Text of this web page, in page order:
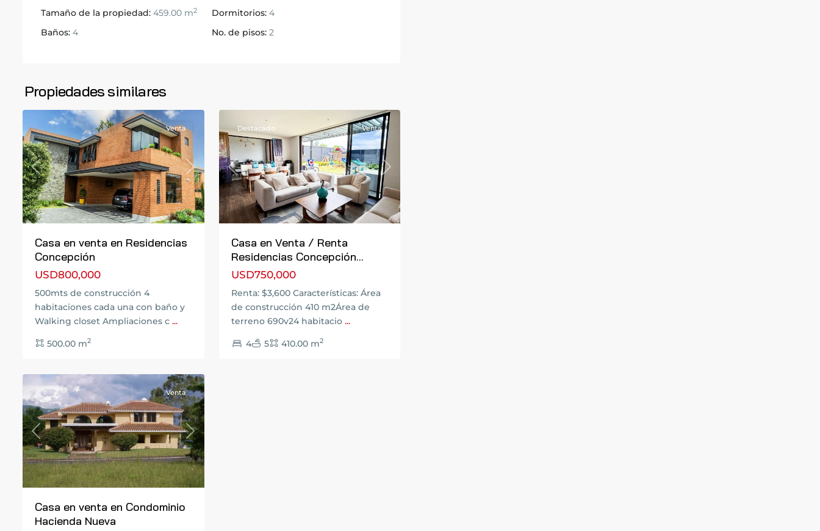
Tamaño de la propiedad: 459.00 m2 Dormitorios:4
Baños: 4 No. de pisos:2
Propiedades similares
Salvador
Previous Next
Venta
Casa en venta en Residencias
Concepción
USD800,000
500mts de construcción ⁠4
habitaciones cada una con baño y
Walking closet ⁠Ampliaciones ⁠c ...
500.00 m2
Previous Next
Destacado Venta
Casa en Venta / Renta
Residencias Concepción...
USD750,000
Renta: $3,600 Características: Área
de construcción 410 m2Área de
terreno 690v24 habitacio ...
4 5 410.00 m2
Carretera
a
El
Salvador ,
José
Previous Next
Venta
Casa en venta en Condominio
Hacienda Nueva